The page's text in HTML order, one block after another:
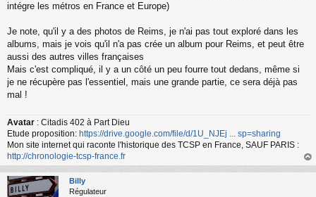
s
e
n
o
u
intégre les métros en France et Europe)
Je note, qu'il y a des photos de Reims, je n'ai pas tout exploré dans les
albums, mais je vois qu'il n'a pas crée un album pour Reims, et peut être
aussi des autres villes françaises
Mais c'est compliqué, il y a un côté un peu fourre tout dedans, même si
je ne récupère pas l'essentiel, mais une grande partie, ce sera déjà pas
mal !
Avatar : Citadis 402 à Part Dieu
Etude proposition: https://drive.google.com/file/d/1U_NJEj ... sp=sharing
Mon site internet qui raconte l'historique des TCSP en France, SAUF PARIS :
http://chronologie-tcsp-france.fr
au
Billy
Régulateur